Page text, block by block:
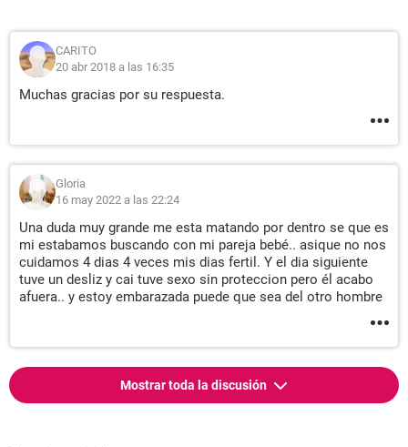
CARITO
20 abr 2018 a las 16:35
Muchas gracias por su respuesta.
Gloria
16 may 2022 a las 22:24
Una duda muy grande me esta matando por dentro se que es
mi estabamos buscando con mi pareja bebé.. asique no nos
cuidamos 4 dias 4 veces mis dias fertil. Y el dia siguiente
tuve un desliz y cai tuve sexo sin proteccion pero él acabo
afuera.. y estoy embarazada puede que sea del otro hombre
Mostrar toda la discusión